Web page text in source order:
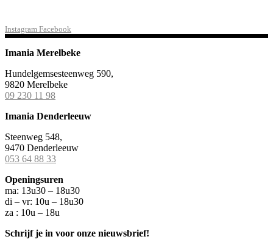
Instagram Facebook
Imania Merelbeke
Hundelgemsesteenweg 590,
9820 Merelbeke
09 230 11 98
Imania Denderleeuw
Steenweg 548,
9470 Denderleeuw
053 64 88 33
Openingsuren
ma: 13u30 – 18u30
di – vr: 10u – 18u30
za : 10u – 18u
Schrijf je in voor onze nieuwsbrief!